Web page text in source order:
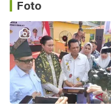
Foto